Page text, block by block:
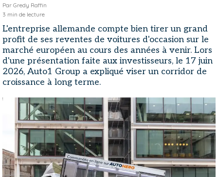
Par Gredy Raffin
3 min de lecture
L'entreprise allemande compte bien tirer un grand
profit de ses reventes de voitures d'occasion sur le
marché européen au cours des années à venir. Lors
d'une présentation faite aux investisseurs, le 17 juin
2026, Auto1 Group a expliqué viser un corridor de
croissance à long terme.